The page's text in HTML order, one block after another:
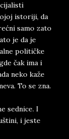
istoriji, da
samo zato
je da je
političke
čak ima i
neko kaže
To se zna.
sednice. I
i jeste